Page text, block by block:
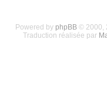
Powered by phpBB© 2000,
Traduction réalisée par